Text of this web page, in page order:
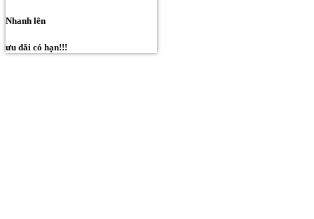
Nhanh lên
ưu đãi có hạn!!!